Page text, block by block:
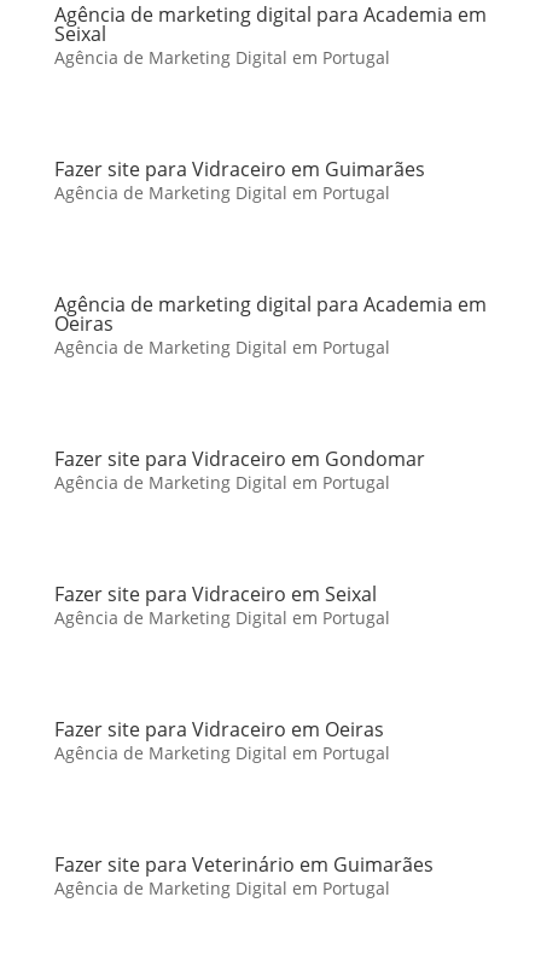
Agência de marketing digital para Academia em
Seixal
Agência de Marketing Digital em Portugal
Fazer site para Vidraceiro em Guimarães
Agência de Marketing Digital em Portugal
Agência de marketing digital para Academia em
Oeiras
Agência de Marketing Digital em Portugal
Fazer site para Vidraceiro em Gondomar
Agência de Marketing Digital em Portugal
Fazer site para Vidraceiro em Seixal
Agência de Marketing Digital em Portugal
Fazer site para Vidraceiro em Oeiras
Agência de Marketing Digital em Portugal
Fazer site para Veterinário em Guimarães
Agência de Marketing Digital em Portugal